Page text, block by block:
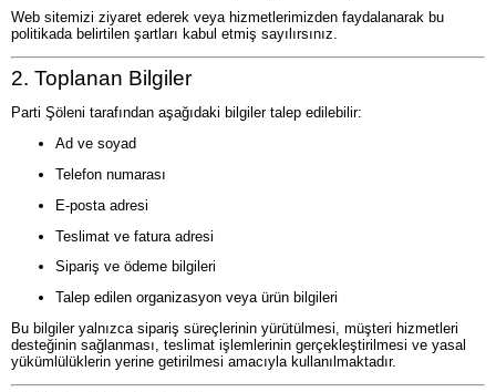
Web sitemizi ziyaret ederek veya hizmetlerimizden faydalanarak bu
politikada belirtilen şartları kabul etmiş sayılırsınız.
2. Toplanan Bilgiler
Parti Şöleni tarafından aşağıdaki bilgiler talep edilebilir:
Ad ve soyad
Telefon numarası
E-posta adresi
Teslimat ve fatura adresi
Sipariş ve ödeme bilgileri
Talep edilen organizasyon veya ürün bilgileri
Bu bilgiler yalnızca sipariş süreçlerinin yürütülmesi, müşteri hizmetleri
desteğinin sağlanması, teslimat işlemlerinin gerçekleştirilmesi ve yasal
yükümlülüklerin yerine getirilmesi amacıyla kullanılmaktadır.